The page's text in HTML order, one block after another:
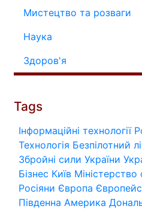
Мистецтво та розваги
Наука
Здоров'я
Tags
Інформаційні технології
Технологія Безпілотний
Збройні сили України
Бізнес Київ
Росіяни Європа
Південна Америка